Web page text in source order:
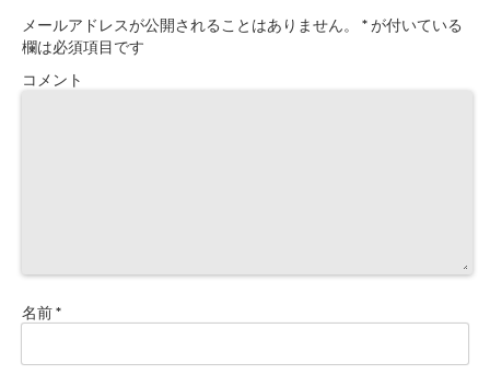
メールアドレスが公開されることはありません。 *が付いている
欄は必須項目です
コメント
名前*